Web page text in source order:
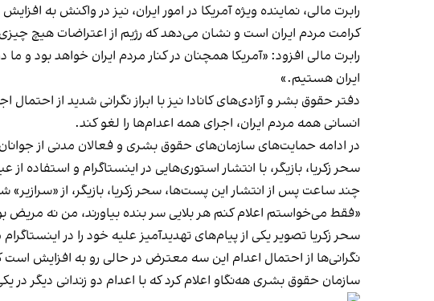
رابرت مالی، نماینده ویژه آمریکا در امور ایران، نیز در واکنش به
کرامت مردم ایران است و نشان می‌دهد که رژیم از اعتراضات هیچ
رابرت مالی افزود: «آمریکا همچنان در کنار مردم ایران خواهد
ایران هستیم.»
دفتر حقوق بشر و آزادی‌های کانادا نیز با ابراز نگرانی شدید از
انسانی همه مردم ایران، اجرای همه اعدام‌ها را لغو کند.
در ادامه حمایت‌های سازمان‌های حقوق بشری و فعالان مدنی از
سحر زکریا،‌ بازیگر، با انتشار استوری‌هایی در اینستاگرام و
چند ساعت پس از انتشار این پست‌ها، سحر زکریا، بازیگر، از
«فقط می‌خواستم اعلام کنم هر بلایی سر بنده بیاورند، من نه مریض
سحر زکریا تصویر یکی از پیام‌های تهدیدآمیز علیه خود را در
نگرانی‌ها از احتمال اعدام این سه معترض در حالی رو به افزایش
سازمان حقوق بشری هه‌نگاو اعلام کرد که با اعدام دو زندانی دیگر در یکی